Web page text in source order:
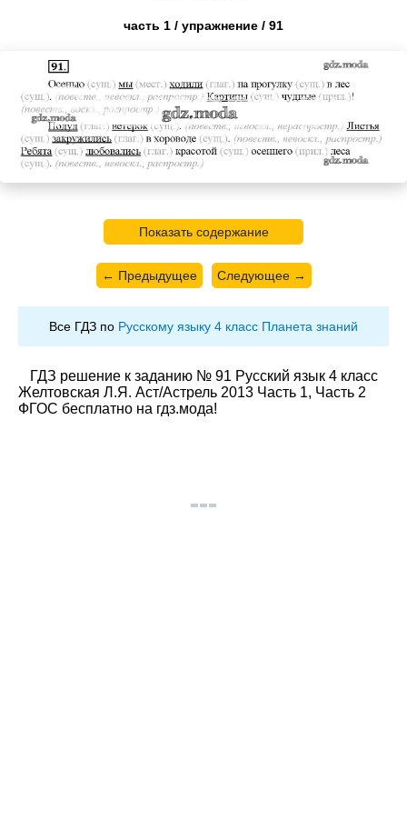
часть 1 / упражнение / 91
Показать содержание
← Предыдущее Следующее →
Все ГДЗ по Русскому языку 4 класс Планета знаний
ГДЗ решение к заданию № 91 Русский язык 4 класс
Желтовская Л.Я. Аст/Астрель 2013 Часть 1, Часть 2
ФГОС бесплатно на гдз.мода!